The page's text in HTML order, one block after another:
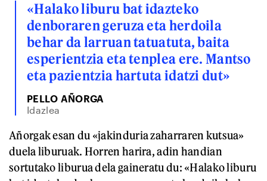
«Halako liburu bat idazteko
denboraren geruza eta herdoila
behar da larruan tatuatuta, baita
esperientzia eta tenplea ere. Mantso
eta pazientzia hartuta idatzi dut»
PELLO AÑORGA
Idazlea
Añorgak esan du «jakinduria zaharraren kutsua»
duela liburuak. Horren harira, adin handian
sortutako liburua dela gaineratu du: «Halako liburu